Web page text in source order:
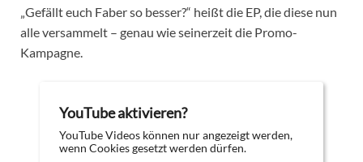
„Gefällt euch Faber so besser?“ heißt die EP, die diese nun
alle versammelt – genau wie seinerzeit die Promo-
Kampagne.
YouTube aktivieren?
YouTube Videos können nur angezeigt werden,
wenn Cookies gesetzt werden dürfen.